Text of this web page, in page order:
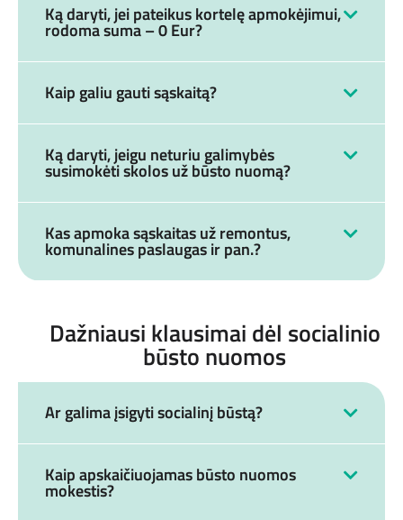
Ką daryti, jei pateikus kortelę apmokėjimui,
rodoma suma – 0 Eur?
Kaip galiu gauti sąskaitą?
Ką daryti, jeigu neturiu galimybės
susimokėti skolos už būsto nuomą?
Kas apmoka sąskaitas už remontus,
komunalines paslaugas ir pan.?
Dažniausi klausimai dėl socialinio
būsto nuomos
Ar galima įsigyti socialinį būstą?
Kaip apskaičiuojamas būsto nuomos
mokestis?